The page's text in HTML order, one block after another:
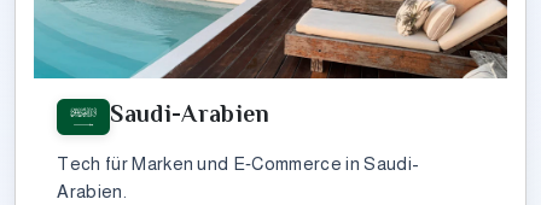
Saudi-Arabien
Tech für Marken und E‑Commerce in Saudi-
Arabien.